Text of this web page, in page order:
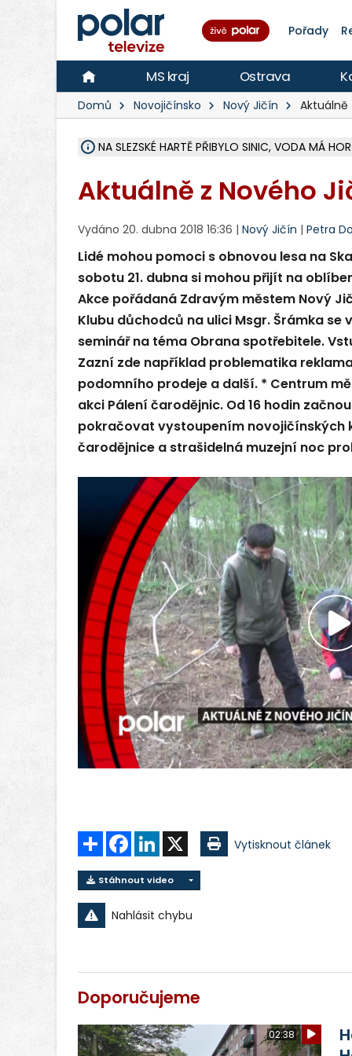
Pořady
MS kraj Ostrava
Domů Novojičínsko Nový Jičín Aktuálně
NA SLEZSKÉ HARTĚ PŘIBYLO SINIC, VODA MÁ
Aktuálně z Nového
Vydáno 20. dubna 2018 16:36 | Nový Jičín | Petra
Lidé mohou pomoci s obnovou lesa na
sobotu 21. dubna si mohou přijít na
Akce pořádaná Zdravým městem Nový
Klubu důchodců na ulici Msgr. Šrámka se
seminář na téma Obrana spotřebitele.
Zazní zde například problematika
podomního prodeje a další. * Centrum
akci Pálení čarodějnic. Od 16 hodin
pokračovat vystoupením novojičínských
čarodějnice a strašidelná muzejní noc
Sdílet FacebookLinkedIn Vytisknout článek
Stáhnout video
Nahlásit chybu
Doporučujeme
02:38